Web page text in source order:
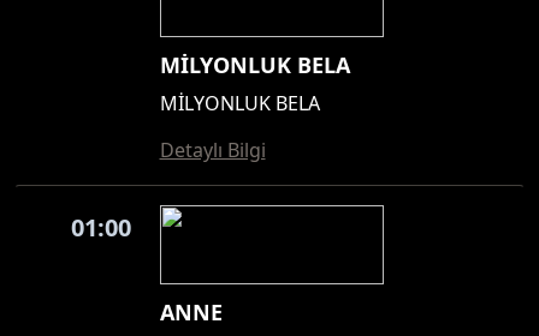
MİLYONLUK BELA
MİLYONLUK BELA
Detaylı Bilgi
01:00
ANNE